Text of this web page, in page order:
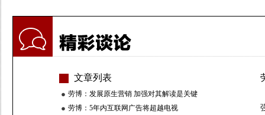
文章列表
劳博：发展原生营销 加强对其解读是关键
劳博：5年内互联网广告将超越电视